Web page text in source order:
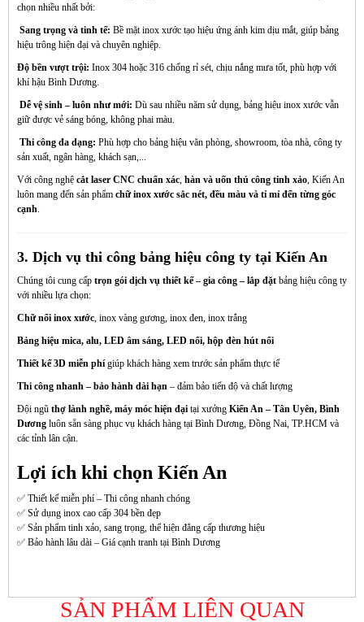
chọn nhiều nhất bởi:
Sang trọng và tinh tế: Bề mặt inox xước tạo hiệu ứng ánh kim dịu mắt, giúp bảng
hiệu trông hiện đại và chuyên nghiệp.
Độ bền vượt trội: Inox 304 hoặc 316 chống rỉ sét, chịu nắng mưa tốt, phù hợp với
khí hậu Bình Dương.
Dễ vệ sinh – luôn như mới: Dù sau nhiều năm sử dụng, bảng hiệu inox xước vẫn
giữ được vẻ sáng bóng, không phai màu.
Thi công đa dạng: Phù hợp cho bảng hiệu văn phòng, showroom, tòa nhà, công ty
sản xuất, ngân hàng, khách sạn,...
Với công nghệ cắt laser CNC chuẩn xác, hàn và uốn thủ công tinh xảo, Kiến An
luôn mang đến sản phẩm chữ inox xước sắc nét, đều màu và tỉ mỉ đến từng góc
cạnh.
3. Dịch vụ thi công bảng hiệu công ty tại Kiến An
Chúng tôi cung cấp trọn gói dịch vụ thiết kế – gia công – lắp đặt bảng hiệu công ty
với nhiều lựa chọn:
Chữ nổi inox xước, inox vàng gương, inox đen, inox trắng
Bảng hiệu mica, alu, LED âm sáng, LED nổi, hộp đèn hút nổi
Thiết kế 3D miễn phígiúp khách hàng xem trước sản phẩm thực tế
Thi công nhanh – bảo hành dài hạn – đảm bảo tiến độ và chất lượng
Đội ngũ thợ lành nghề, máy móc hiện đại tại xưởng Kiến An – Tân Uyên, Bình
Dương luôn sẵn sàng phục vụ khách hàng tại Bình Dương, Đồng Nai, TP.HCM và
các tỉnh lân cận.
Lợi ích khi chọn Kiến An
✅ Thiết kế miễn phí – Thi công nhanh chóng
✅ Sử dụng inox cao cấp 304 bền đẹp
✅ Sản phẩm tinh xảo, sang trọng, thể hiện đẳng cấp thương hiệu
✅ Bảo hành lâu dài – Giá cạnh tranh tại Bình Dương
SẢN PHẨM LIÊN QUAN